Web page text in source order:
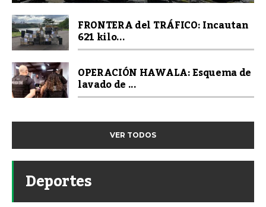
FRONTERA del TRÁFICO: Incautan
621 kilo...
OPERACIÓN HAWALA: Esquema de
lavado de ...
VER TODOS
Deportes